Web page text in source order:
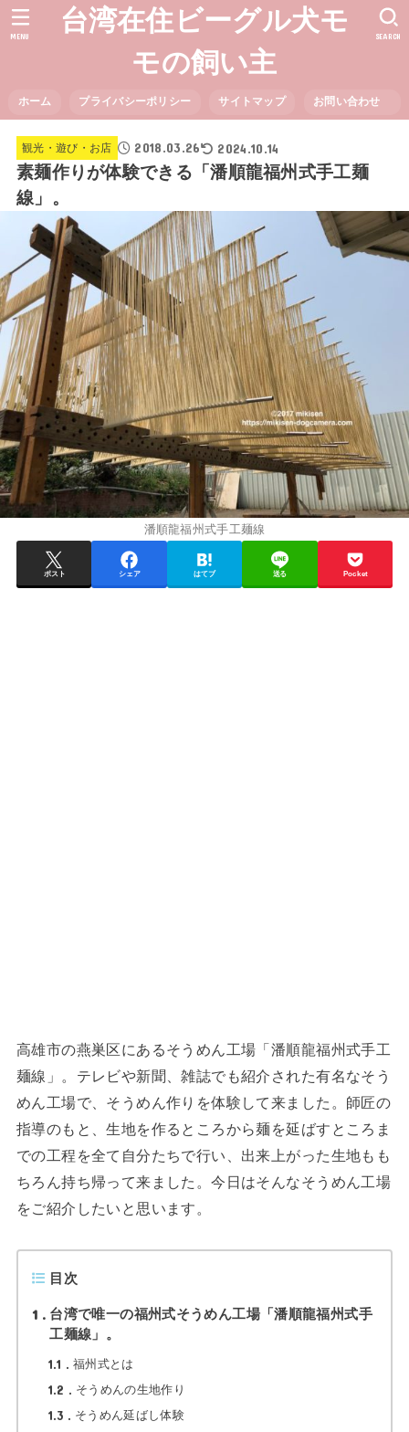
台湾在住ビーグル犬モ
モの飼い主
ホーム プライバシーポリシー サイトマップ お問い合わせ
SEARCH
MENU
観光・遊び・お店 2018.03.26 2024.10.14
素麺作りが体験できる「潘順龍福州式手工麺
線」。
潘順龍福州式手工麺線
ポスト シェア はてブ 送る Pocket
高雄市の燕巣区にあるそうめん工場「潘順龍福州式手工
麺線」。テレビや新聞、雑誌でも紹介された有名なそう
めん工場で、そうめん作りを体験して来ました。師匠の
指導のもと、生地を作るところから麺を延ばすところま
での工程を全て自分たちで行い、出来上がった生地もも
ちろん持ち帰って来ました。今日はそんなそうめん工場
をご紹介したいと思います。
目次
1
台湾で唯一の福州式そうめん工場「潘順龍福州式手
工麺線」。
1.1 福州式とは
1.2 そうめんの生地作り
1.3 そうめん延ばし体験